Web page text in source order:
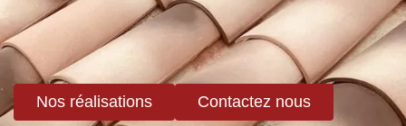
Nos réalisations Contactez nous